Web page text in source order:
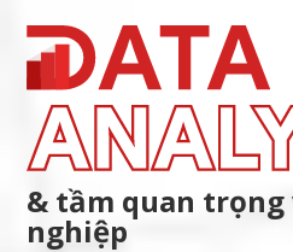
& tầm quan trọng
nghiệp